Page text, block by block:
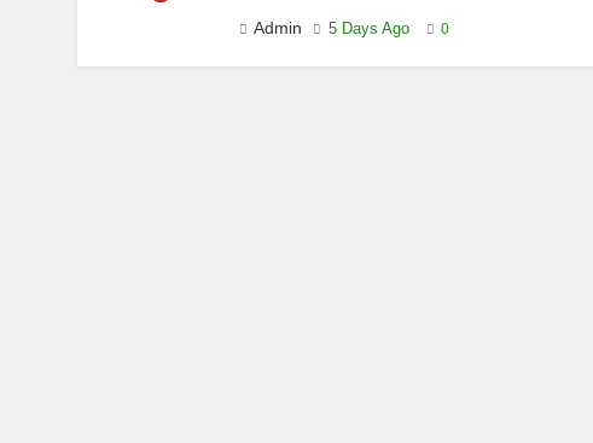
Admin 5 Days Ago 0